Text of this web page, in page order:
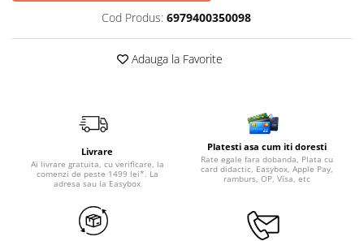
Cod Produs: 6979400350098
Adauga la Favorite
Livrare
Ai livrare gratuita, cu verificare, la
comenzi de peste 1499 lei*. La
adresa sau la Easybox
Platesti asa cum iti doresti
Rate egale fara dobanda, Plata cu
card didactic, Easybox, Apple Pay,
ramburs, OP, Visa, etc